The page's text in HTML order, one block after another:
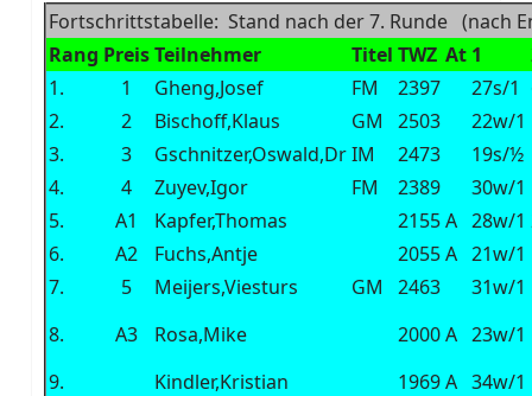
Fortschrittstabelle: Stand nach der 7. Runde (nach
Rang PreisTeilnehmer Titel TWZ At 1
1.
1 Gheng,Josef FM 2397 27s/1
2.
2 Bischoff,Klaus GM 2503 22w/1
3.
3 Gschnitzer,Oswald,DrIM 2473 19s/½
4.
4 Zuyev,Igor FM 2389 30w/1
5.
A1 Kapfer,Thomas 2155A 28w/1
6.
A2 Fuchs,Antje 2055A 21w/1
7.
5 Meijers,Viesturs GM 2463 31w/1
8.
A3 Rosa,Mike 2000A 23w/1
9.
Kindler,Kristian 1969A 34w/1